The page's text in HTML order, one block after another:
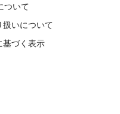
ついて
扱いについて
基づく表示